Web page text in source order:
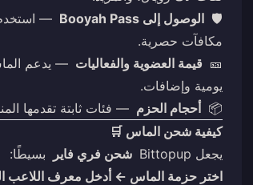
🛡️ الوصول إلى Booyah Pass
مكافآت حصرية.
🎫 قيمة العضوية والفعاليات — يدعم
يومية وإضافات.
📦 أحجام الحزم — فئات ثابتة تقدمها المنصة/
كيفية شحن الماس 🛒
يجعل Bittopup
شحن فري فاير
بسيطًا:
اختر حزمة الماس ← أدخل معرف اللاعب